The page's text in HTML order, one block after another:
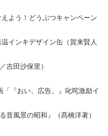
よう！どうぶつキャンペーン
インキデザイン缶（賀来賢人
吉田沙保里）
「『おい、広告。』叱咤激励イ
音風景の昭和』（髙橋洋著）